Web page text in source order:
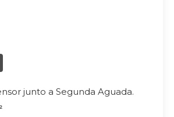
junto a Segunda Aguada.